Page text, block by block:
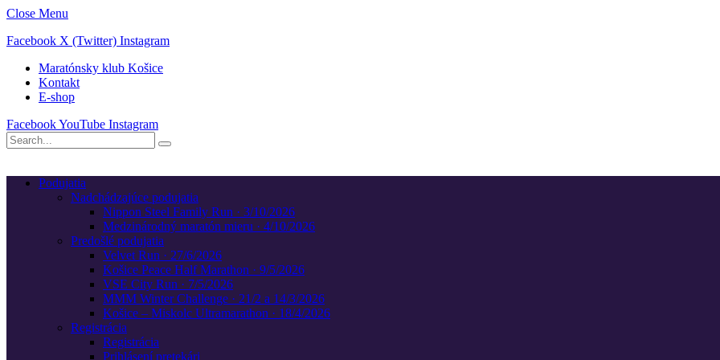
Close Menu
Facebook X (Twitter) Instagram
Maratónsky klub Košice
Kontakt
E-shop
FacebookYouTube Instagram
Podujatia
Nadchádzajúce podujatia
Nippon Steel Family Run · 3/10/2026
Medzinárodný maratón mieru · 4/10/2026
Predošlé podujatia
Velvet Run · 27/6/2026
Košice Peace Half Marathon · 9/5/2026
VSE City Run · 7/5/2026
MMM Winter Challenge · 21/2 a 14/3/2026
Košice – Miskolc Ultramarathon · 18/4/2026
Registrácia
Registrácia
Prihlásení pretekári